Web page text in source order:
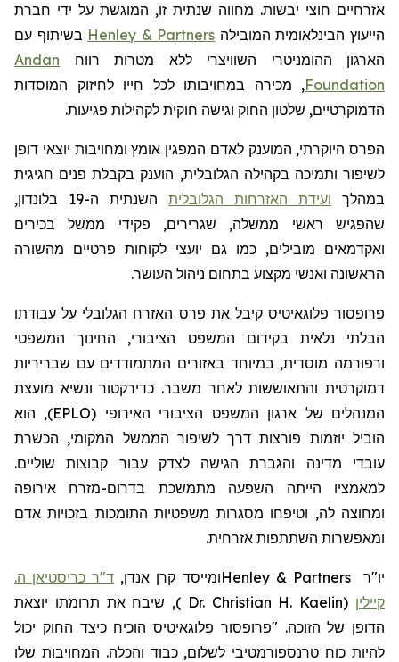
אזרחיים חוצי יבשות. מחווה שנתית זו, המוגשת על ידי חברת
הייעוץ הבינלאומית המובילה Henley & Partners בשיתוף עם
הארגון ההומניטרי השוויצרי ללא מטרות רווח Andan
Foundation, מכירה במחויבותו לכל חייו לחיזוק המוסדות
הדמוקרטיים, שלטון החוק וגישה חוקית לקהילות פגיעות.
הפרס היוקרתי, המוענק לאדם המפגין אומץ ומחויבות יוצאי דופן
לשיפור ותמיכה בקהילה הגלובלית, הוענק בקבלת פנים חגיגית
במהלך ועידת האזרחות הגלובלית
השנתית ה-19 בלונדון,
שהפגיש ראשי ממשלה, שגרירים, פקידי ממשל בכירים
ואקדמאים מובילים, כמו גם יועצי לקוחות פרטיים מהשורה
הראשונה ואנשי מקצוע בתחום ניהול העושר.
פרופסור פלוגאיטיס קיבל את פרס האזרח הגלובלי על עבודתו
הבלתי נלאית בקידום המשפט הציבורי, החינוך המשפטי
ורפורמה מוסדית, במיוחד באזורים המתמודדים עם שבריריות
דמוקרטית והתאוששות לאחר משבר. כדירקטור ונשיא מועצת
המנהלים של ארגון המשפט הציבורי האירופי (EPLO), הוא
הוביל יוזמות פורצות דרך לשיפור הממשל המקומי, הכשרת
עובדי מדינה והגברת הגישה לצדק עבור קבוצות שוליים.
למאמציו הייתה השפעה מתמשכת בדרום-מזרח אירופה
ומחוצה לה, וטיפחו מסגרות משפטיות התומכות בזכויות אדם
ומאפשרות השתתפות אזרחית.
יו"ר Henley & Partnersומייסד קרן אנדן, ד"ר כריסטיאן ה.
קיילין (
Dr. Christian H. Kaelin
)
, שיבח את תרומתו יוצאת
הדופן של הזוכה. "פרופסור פלוגאיטיס הוכיח כיצד החוק יכול
להיות כוח טרנספורמטיבי לשלום, כבוד והכלה. המחויבות שלו